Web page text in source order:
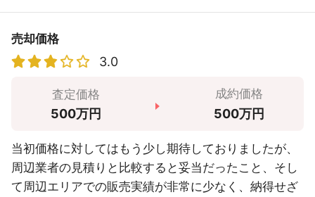
売却価格
3.0
査定価格
500万円
成約価格
500万円
当初価格に対してはもう少し期待しておりましたが、
周辺業者の見積りと比較すると妥当だったこと、そし
て周辺エリアでの販売実績が非常に少なく、納得せざ